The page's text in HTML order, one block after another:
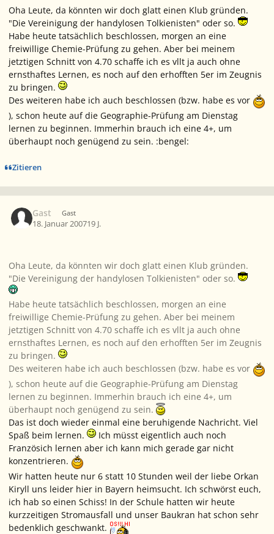
Oha Leute, da könnten wir doch glatt einen Klub gründen.
"Die Vereinigung der handylosen Tolkienisten" oder so.
Habe heute tatsächlich beschlossen, morgen an eine
freiwillige Chemie-Prüfung zu gehen. Aber bei meinem
jetztigen Schnitt von 4.70 schaffe ich es vllt ja auch ohne
ernsthaftes Lernen, es noch auf den erhofften 5er im Zeugnis
zu bringen.
Des weiteren habe ich auch beschlossen (bzw. habe es vor
), schon heute auf die Geographie-Prüfung am Dienstag
lernen zu beginnen. Immerhin brauch ich eine 4+, um
überhaupt noch genügend zu sein. :bengel:
Zitieren
Gast Gast
18. Januar 200719 J.
Oha Leute, da könnten wir doch glatt einen Klub gründen.
"Die Vereinigung der handylosen Tolkienisten" oder so.
Habe heute tatsächlich beschlossen, morgen an eine
freiwillige Chemie-Prüfung zu gehen. Aber bei meinem
jetztigen Schnitt von 4.70 schaffe ich es vllt ja auch ohne
ernsthaftes Lernen, es noch auf den erhofften 5er im Zeugnis
zu bringen.
Des weiteren habe ich auch beschlossen (bzw. habe es vor
), schon heute auf die Geographie-Prüfung am Dienstag
lernen zu beginnen. Immerhin brauch ich eine 4+, um
überhaupt noch genügend zu sein.
Das ist doch wieder einmal eine beruhigende Nachricht. Viel
Spaß beim lernen.
Ich müsst eigentlich auch noch
Französich lernen aber ich kann mich gerade gar nicht
konzentrieren.
Wir hatten heute nur 6 statt 10 Stunden weil der liebe Orkan
Kiryll uns leider hier in Bayern heimsucht. Ich schwörst euch,
ich hab so einen Schiss! In der Schule hatten wir heute
kurzzeitigen Stromausfall und unser Baukran hat schon sehr
bedenklich geschwankt.